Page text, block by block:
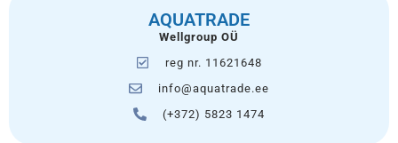
AQUATRADE
Wellgroup OÜ
reg nr. 11621648
info@aquatrade.ee
(+372) 5823 1474